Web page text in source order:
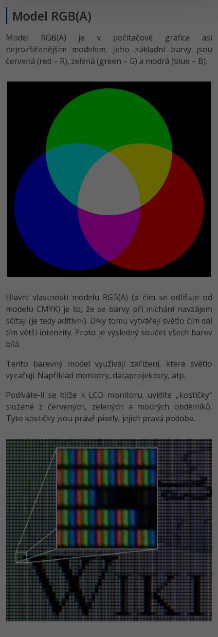
Model RGB(A)
Model RGB(A) je v počítačové grafice asi
nejrozšířenějším modelem. Jeho základní barvy jsou
červená (red – R), zelená (green – G) a modrá (blue – B).
Hlavní vlastností modelu RGB(A) (a čím se odlišuje od
modelu CMYK) je to, že se barvy při míchání navzájem
sčítají (je tedy aditivní). Díky tomu vytvářejí světlo čím dál
tím větší intenzity. Proto je výsledný součet všech barev
bílá.
Tento barevný model využívají zařízení, které světlo
vyzařují. Například monitory, dataprojektory, atp.
Podíváte-li se blíže k LCD monitoru, uvidíte „kostičky“
složené z červených, zelených a modrých obdélníků.
Tyto kostičky jsou právě pixely, jejich pravá podoba.